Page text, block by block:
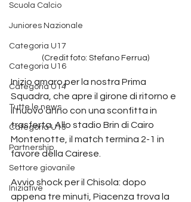
Scuola Calcio
Juniores Nazionale
Categoria U17
Categoria U16
Categoria U14
Tutte le news
Categoria U15
Partnership
Settore giovanile
Iniziative
(Credit foto: Stefano Ferrua)
Inizio amaro per la nostra Prima
Squadra, che apre il girone di ritorno e
il nuovo anno con una sconfitta in
trasferta. Allo stadio Brin di Cairo
Montenotte, il match termina 2-1 in
favore della Cairese.
Avvio shock per il Chisola: dopo
appena tre minuti, Piacenza trova la